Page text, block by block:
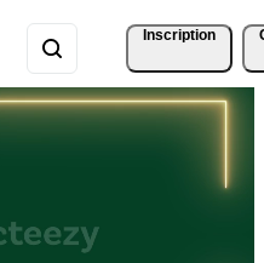
Inscription